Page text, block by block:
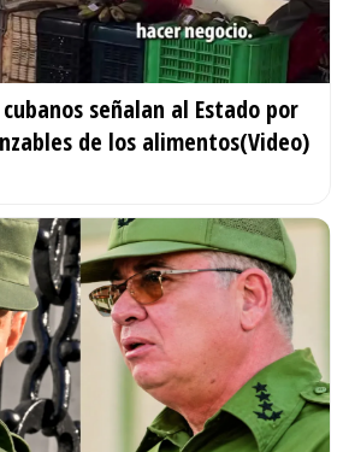
señalan al Estado por
de los alimentos(Video)